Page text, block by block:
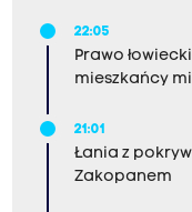
22:05
Prawo
mieszkańcy
21:01
Łania z
Zakopanem